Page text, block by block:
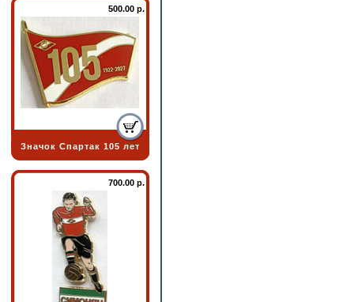
500.00 р.
Значок Спартак 105 лет
700.00 р.